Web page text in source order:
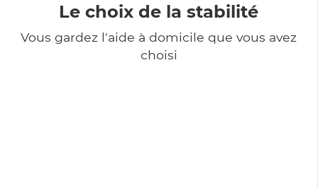
Le choix de la stabilité
Vous gardez l'aide à domicile que vous avez
choisi